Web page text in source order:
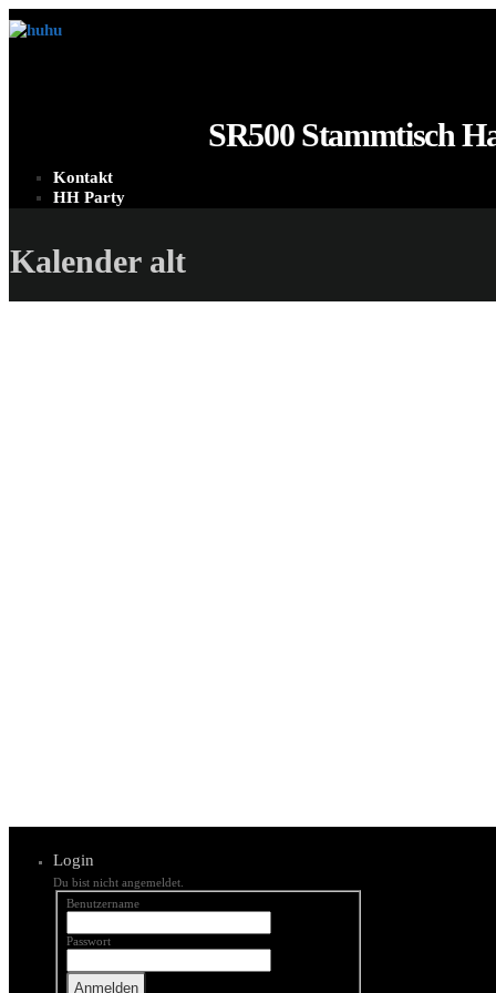
SR500 Stammtisch
Kontakt
HH Party
Kalender alt
Login
Du bist nicht angemeldet.
Benutzername
Passwort